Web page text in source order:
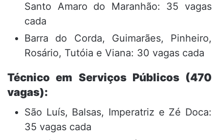
Santo Amaro do Maranhão: 35 vagas
cada
Barra do Corda, Guimarães, Pinheiro,
Rosário, Tutóia e Viana: 30 vagas cada
Técnico em Serviços Públicos (470
vagas):
São Luís, Balsas, Imperatriz e Zé Doca:
35 vagas cada